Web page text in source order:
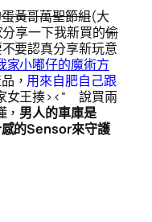
蛋黃哥萬聖節組(大
享一下我新買的偷
要認真分享新玩意
家小嘟仔的魔術方
， 用來自肥自己跟
女王揍><“ 說買兩
男人的車庫是
感的Sensor來守護